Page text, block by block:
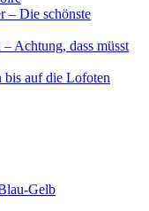
– Die schönste
Achtung, dass müsst
bis auf die Lofoten
Gelb